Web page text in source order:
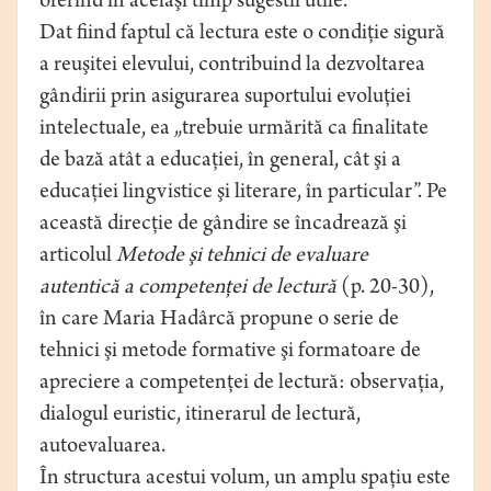
Dat fiind faptul că lectura este o condiţie sigură
a reuşitei elevului, contribuind la dezvoltarea
gândirii prin asigurarea suportului evoluţiei
intelectuale, ea „trebuie urmărită ca finalitate
de bază atât a educaţiei, în general, cât şi a
educaţiei lingvistice şi literare, în particular”. Pe
această direcţie de gândire se încadrează şi
articolulMetode şi tehnici de evaluare
autentică a competenţei de lectură (p. 20-30),
în care Maria Hadârcă propune o serie de
tehnici şi metode formative şi formatoare de
apreciere a competenţei de lectură: observaţia,
dialogul euristic, itinerarul de lectură,
autoevaluarea.
În structura acestui volum, un amplu spaţiu este